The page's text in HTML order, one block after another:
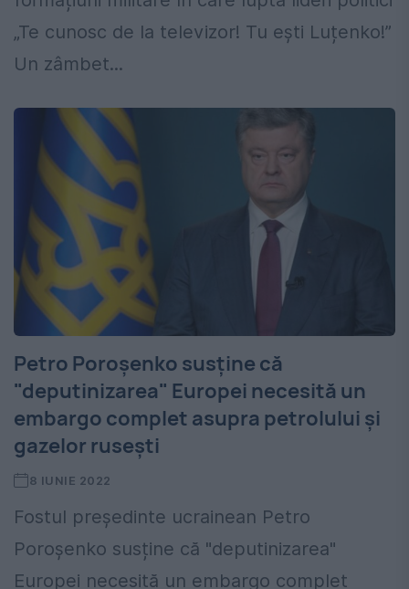
„Te cunosc de la televizor! Tu ești Luțenko!”
Un zâmbet...
Petro Poroşenko susţine că
"deputinizarea" Europei necesită un
embargo complet asupra petrolului și
gazelor rusești
8 IUNIE 2022
Fostul președinte ucrainean Petro
Poroșenko susține că "deputinizarea"
Europei necesită un embargo complet